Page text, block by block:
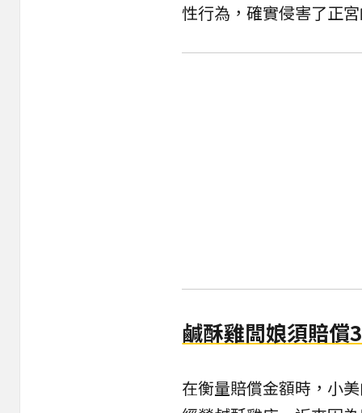
性行為，確實侵害了正宮
鹹酥雞闆娘須賠償
在衡量賠償金額時，小